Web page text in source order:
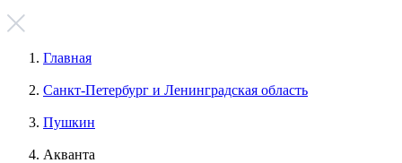
Главная
Санкт-Петербург и Ленинградская область
Пушкин
Акванта